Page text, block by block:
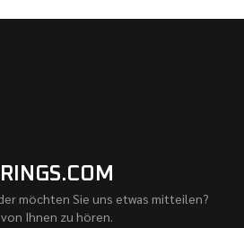
möchten Sie uns etwas mitteilen?
Ihnen zu hören.